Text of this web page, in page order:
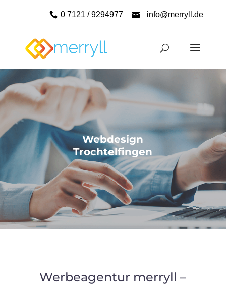
0 7121 / 9294977 info@merryll.de
Webdesign
Trochtelfingen
Werbeagentur merryll –